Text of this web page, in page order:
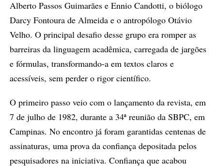
Alberto Passos Guimarães e Ennio Candotti, o biólogo
Darcy Fontoura de Almeida e o antropólogo Otávio
Velho. O principal desafio desse grupo era romper as
barreiras da linguagem acadêmica, carregada de jargões
e fórmulas, transformando-a em textos claros e
acessíveis, sem perder o rigor científico.
O primeiro passo veio com o lançamento da revista, em
7 de julho de 1982, durante a 34ª reunião da SBPC, em
Campinas. No encontro já foram garantidas centenas de
assinaturas, uma prova da confiança depositada pelos
pesquisadores na iniciativa. Confiança que acabou